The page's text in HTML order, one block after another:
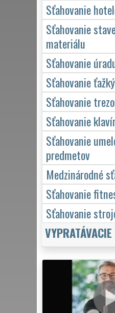
Sťahovanie
Sťahovanie
materiálu
Sťahovanie
Sťahovanie
Sťahovanie
Sťahovanie
Sťahovanie
predmetov
Medzinárodné
Sťahovanie
Sťahovanie